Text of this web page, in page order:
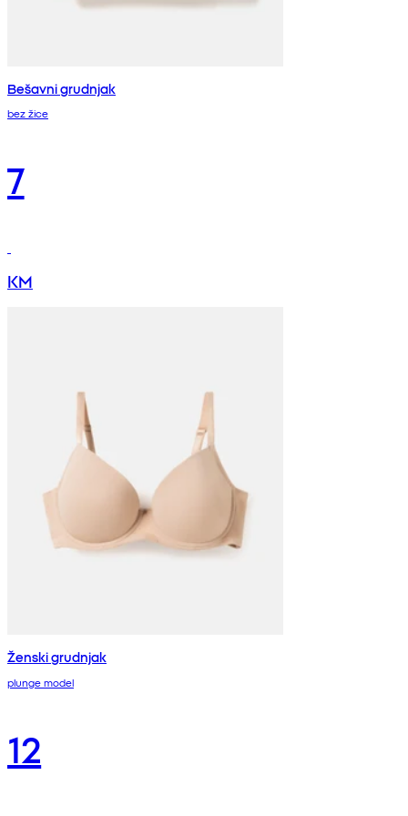
Bešavni grudnjak
bez žice
7
KM
Ženski grudnjak
plunge model
12